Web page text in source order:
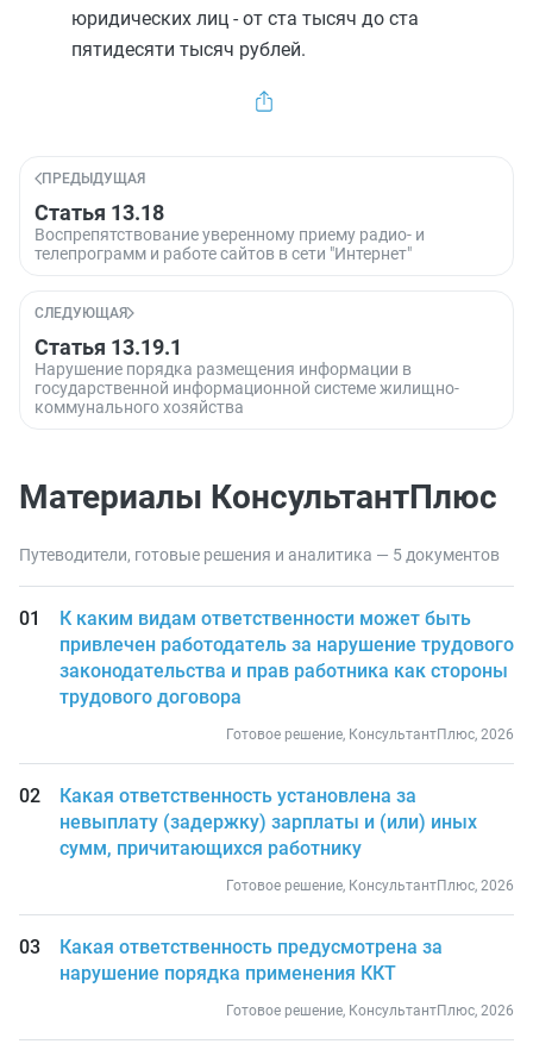
юридических лиц - от ста тысяч до ста
пятидесяти тысяч рублей.
ПРЕДЫДУЩАЯ
Статья 13.18
Воспрепятствование уверенному приему радио- и
телепрограмм и работе сайтов в сети "Интернет"
СЛЕДУЮЩАЯ
Статья 13.19.1
Нарушение порядка размещения информации в
государственной информационной системе жилищно-
коммунального хозяйства
Материалы КонсультантПлюс
Путеводители, готовые решения и аналитика — 5 документов
К каким видам ответственности может быть
привлечен работодатель за нарушение трудового
законодательства и прав работника как стороны
трудового договора
Готовое решение, КонсультантПлюс, 2026
Какая ответственность установлена за
невыплату (задержку) зарплаты и (или) иных
сумм, причитающихся работнику
Готовое решение, КонсультантПлюс, 2026
Какая ответственность предусмотрена за
нарушение порядка применения ККТ
Готовое решение, КонсультантПлюс, 2026